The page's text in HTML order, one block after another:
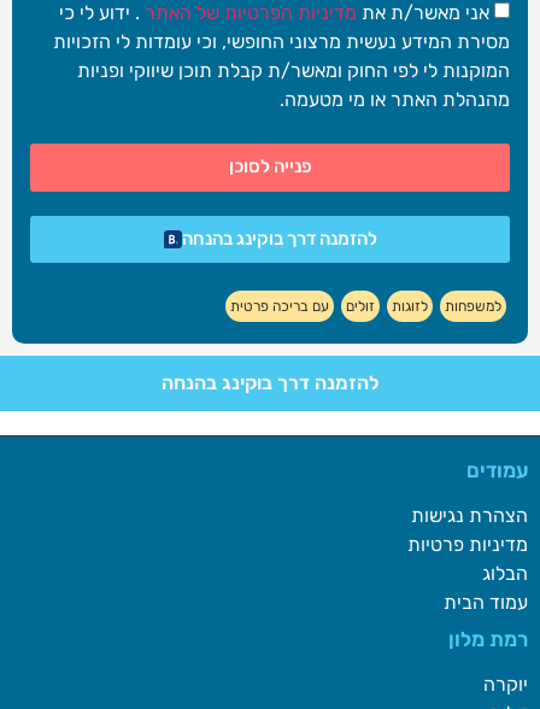
אני מאשר/ת את מדיניות הפרטיות של האתר . ידוע לי כי
מסירת המידע נעשית מרצוני החופשי, וכי עומדות לי הזכויות
המוקנות לי לפי החוק ומאשר/ת קבלת תוכן שיווקי ופניות
מהנהלת האתר או מי מטעמה.
פנייה לסוכן
להזמנה דרך בוקינג בהנחה
למשפחות לזוגות זולים עם בריכה פרטית
להזמנה דרך בוקינג בהנחה
עמודים
הצהרת נגישות
מדיניות פרטיות
הבלוג
עמוד הבית
רמת מלון
יוקרה